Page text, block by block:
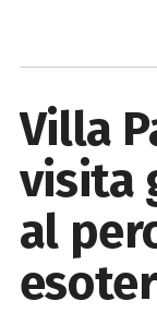
Villa
visita
al